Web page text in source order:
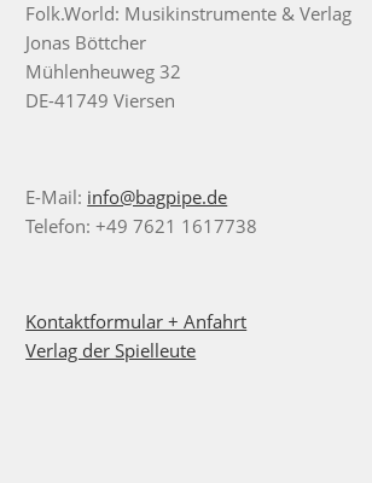
Folk.World: Musikinstrumente & Verlag
Jonas Böttcher
Mühlenheuweg 32
DE-41749 Viersen
E-Mail: info@bagpipe.de
Telefon: +49 7621 1617738
Kontaktformular + Anfahrt
Verlag der Spielleute